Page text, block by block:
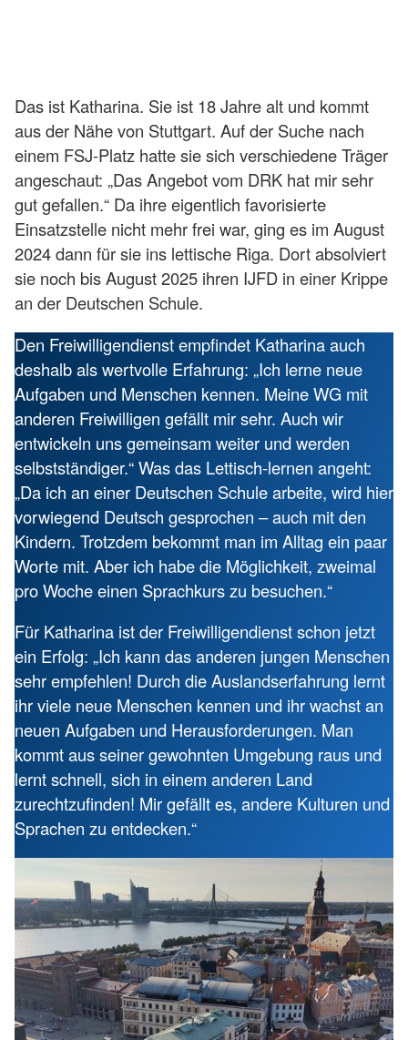
Das ist Katharina. Sie ist 18 Jahre alt und kommt
aus der Nähe von Stuttgart. Auf der Suche nach
einem FSJ-Platz hatte sie sich verschiedene Träger
angeschaut: „Das Angebot vom DRK hat mir sehr
gut gefallen.“ Da ihre eigentlich favorisierte
Einsatzstelle nicht mehr frei war, ging es im August
2024 dann für sie ins lettische Riga. Dort absolviert
sie noch bis August 2025 ihren IJFD in einer Krippe
an der Deutschen Schule.
Den Freiwilligendienst empfindet Katharina auch
deshalb als wertvolle Erfahrung: „Ich lerne neue
Aufgaben und Menschen kennen. Meine WG mit
anderen Freiwilligen gefällt mir sehr. Auch wir
entwickeln uns gemeinsam weiter und werden
selbstständiger.“ Was das Lettisch-lernen angeht:
„Da ich an einer Deutschen Schule arbeite, wird hier
vorwiegend Deutsch gesprochen – auch mit den
Kindern. Trotzdem bekommt man im Alltag ein paar
Worte mit. Aber ich habe die Möglichkeit, zweimal
pro Woche einen Sprachkurs zu besuchen.“
Für Katharina ist der Freiwilligendienst schon jetzt
ein Erfolg: „Ich kann das anderen jungen Menschen
sehr empfehlen! Durch die Auslandserfahrung lernt
ihr viele neue Menschen kennen und ihr wachst an
neuen Aufgaben und Herausforderungen. Man
kommt aus seiner gewohnten Umgebung raus und
lernt schnell, sich in einem anderen Land
zurechtzufinden! Mir gefällt es, andere Kulturen und
Sprachen zu entdecken.“